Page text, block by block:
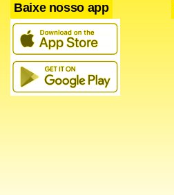
Baixe nosso app